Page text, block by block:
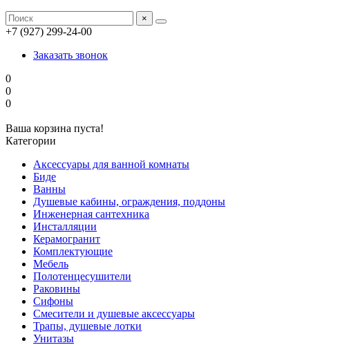
×
+7 (927) 299-24-00
Заказать звонок
0
0
0
Ваша корзина пуста!
Категории
Аксессуары для ванной комнаты
Биде
Ванны
Душевые кабины, ограждения, поддоны
Инженерная сантехника
Инсталляции
Керамогранит
Комплектующие
Мебель
Полотенцесушители
Раковины
Сифоны
Смесители и душевые аксессуары
Трапы, душевые лотки
Унитазы